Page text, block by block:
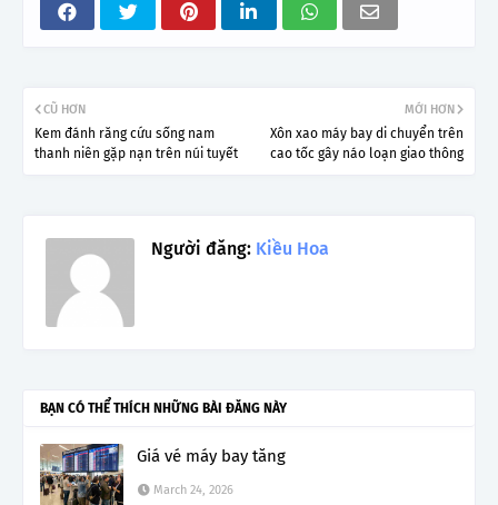
MỚI HƠN
Xôn xao máy bay di chuyển trên
cao tốc gây náo loạn giao thông
CŨ HƠN
Kem đánh răng cứu sống nam
thanh niên gặp nạn trên núi tuyết
Người đăng: Kiều Hoa
BẠN CÓ THỂ THÍCH NHỮNG BÀI ĐĂNG NÀY
Giá vé máy bay tăng
March 24, 2026